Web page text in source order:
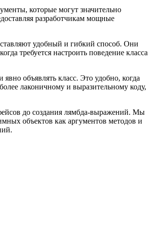
которые могут значительно
разработчикам мощные
удобный и гибкий способ. Они
требуется настроить поведение класса
объявлять класс. Это удобно, когда
лаконичному и выразительному коду,
до создания лямбда-выражений. Мы
объектов как аргументов методов и